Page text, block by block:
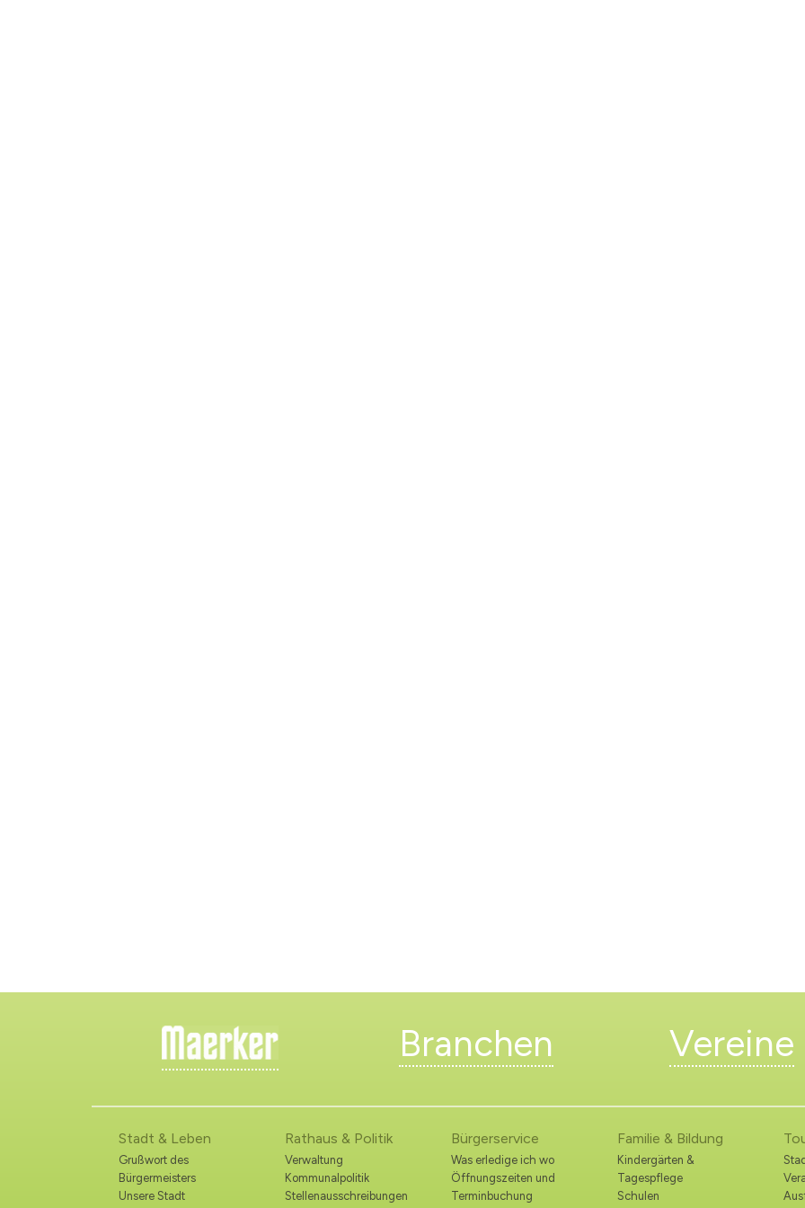
Branchen Vereine
Stadt & Leben
Grußwort des
Bürgermeisters
Unsere Stadt
Rathaus & Politik
Verwaltung
Kommunalpolitik
Stellenausschreibungen
Bürgerservice
Was erledige ich wo
Öffnungszeiten und
Terminbuchung
Familie & Bildung
Kindergärten &
Tagespflege
Schulen